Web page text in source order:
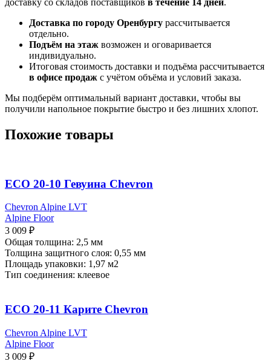
доставку со складов поставщиков в течение 14 дней.
Доставка по городу Оренбургу рассчитывается
отдельно.
Подъём на этаж возможен и оговаривается
индивидуально.
Итоговая стоимость доставки и подъёма рассчитывается
в офисе продаж с учётом объёма и условий заказа.
Мы подберём оптимальный вариант доставки, чтобы вы
получили напольное покрытие быстро и без лишних хлопот.
Похожие товары
ECO 20-10 Гевуина Chevron
Chevron Alpine LVT
Alpine Floor
3 009 ₽
Общая толщина: 2,5 мм
Толщина защитного слоя: 0,55 мм
Площадь упаковки: 1,97 м2
Тип соединения: клеевое
ECO 20-11 Карите Chevron
Chevron Alpine LVT
Alpine Floor
3 009 ₽